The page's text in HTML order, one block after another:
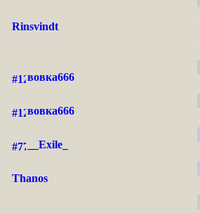
Rinsvindt
вовка666
вовка666
__Exile_
Thanos